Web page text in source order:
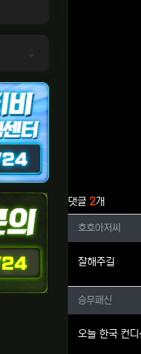
댓글 2개
호호아
호호아저씨
잘해주길
승무패신
승무패신
오늘 한국 컨